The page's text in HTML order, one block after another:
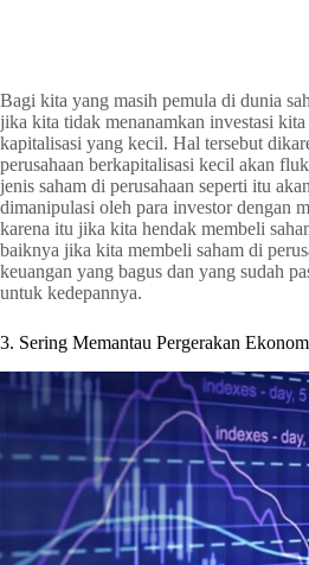
Bagi kita yang masih pemula di dunia
jika kita tidak menanamkan investasi
kapitalisasi yang kecil. Hal tersebut
perusahaan berkapitalisasi kecil akan
jenis saham di perusahaan seperti itu
dimanipulasi oleh para investor dengan
karena itu jika kita hendak membeli
baiknya jika kita membeli saham di
keuangan yang bagus dan yang sudah
untuk kedepannya.
3. Sering Memantau Pergerakan